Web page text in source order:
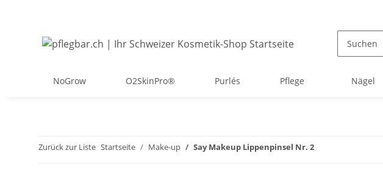
NoGrow O2SkinPro® Purlés Pflege Nägel
Zurück zur Liste Startseite Make-up Say Makeup Lippenpinsel Nr. 2